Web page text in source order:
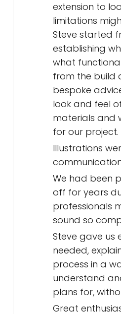
extension to
limitations
Steve started
establishing
what
from the build
bespoke
look and feel
materials and
for our project.
Illustrations
We had been
off for years
professionals
sound so
Steve gave us
needed,
process in a
understand
plans for,
Great